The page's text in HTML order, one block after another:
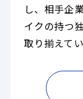
し、相手企
イクの持つ
取り揃えてい